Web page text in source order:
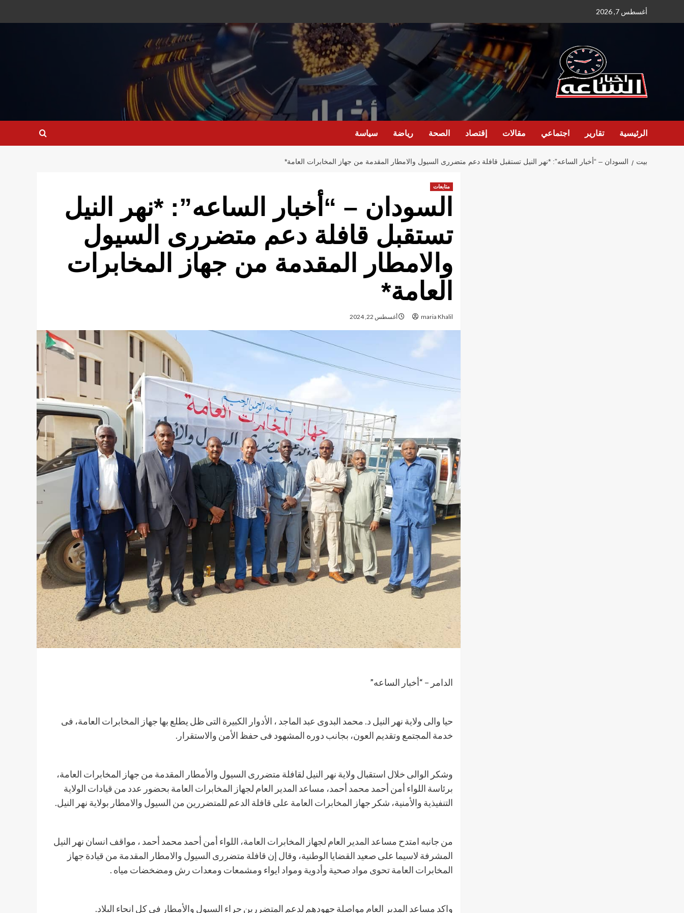
أغسطس 7, 2026
الرئيسية تقارير اجتماعي مقالات إقتصاد الصحة رياضة سياسة
بيت السودان – “أخبار الساعه”: *نهر النيل تستقبل قافلة دعم متضررى السيول والامطار المقدمة من جهاز المخابرات العامة*
متابعات
السودان – “أخبار الساعه”: *نهر النيل
تستقبل قافلة دعم متضررى السيول
والامطار المقدمة من جهاز المخابرات
العامة*
maria Khalil أغسطس 22, 2024
الدامر – “أخبار الساعه”
حيا والى ولاية نهر النيل د. محمد البدوى عبد الماجد ، الأدوار الكبيرة التى ظل يطلع بها جهاز المخابرات العامة، فى
خدمة المجتمع وتقديم العون، بجانب دوره المشهود فى حفظ الأمن والاستقرار.
وشكر الوالى خلال استقبال ولاية نهر النيل لقافلة متضررى السيول والأمطار المقدمة من جهاز المخابرات العامة،
برئاسة اللواء أمن أحمد محمد أحمد، مساعد المدير العام لجهاز المخابرات العامة بحضور عدد من قيادات الولاية
التنفيذية والأمنية، شكر جهاز المخابرات العامة على قافلة الدعم للمتضررين من السيول والامطار بولاية نهر النيل.
من جانبه امتدح مساعد المدير العام لجهاز المخابرات العامة، اللواء أمن أحمد محمد أحمد ، مواقف انسان نهر النيل
المشرفة لاسيما على صعيد القضايا الوطنية، وقال إن قافلة متضررى السيول والامطار المقدمة من قيادة جهاز
المخابرات العامة تحوى مواد صحية وأدوية ومواد ايواء ومشمعات ومعدات رش ومضخضات مياه .
واكد مساعد المدير العام مواصلة جهودهم لدعم المتضررين جراء السيول والأمطار في كل انحاء البلاد.